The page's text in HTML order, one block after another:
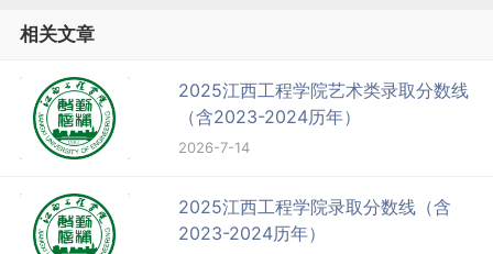
相关文章
2025江西工程学院艺术类录取分数线
（含2023-2024历年）
2026-7-14
2025江西工程学院录取分数线（含
2023-2024历年）